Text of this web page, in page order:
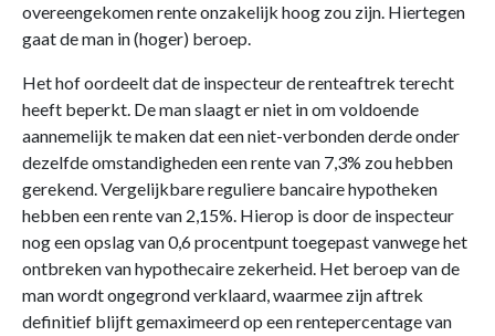
overeengekomen rente onzakelijk hoog zou zijn. Hiertegen
gaat de man in (hoger) beroep.
Het hof oordeelt dat de inspecteur de renteaftrek terecht
heeft beperkt. De man slaagt er niet in om voldoende
aannemelijk te maken dat een niet-verbonden derde onder
dezelfde omstandigheden een rente van 7,3% zou hebben
gerekend. Vergelijkbare reguliere bancaire hypotheken
hebben een rente van 2,15%. Hierop is door de inspecteur
nog een opslag van 0,6 procentpunt toegepast vanwege het
ontbreken van hypothecaire zekerheid. Het beroep van de
man wordt ongegrond verklaard, waarmee zijn aftrek
definitief blijft gemaximeerd op een rentepercentage van